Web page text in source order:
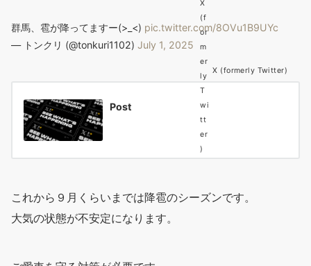
群馬、雹が降ってますー(>_<) pic.twitter.com/8OVu1B9UYc
— トンクリ (@tonkuri1102) July 1, 2025
Post
X (formerly Twitter)
これから９月くらいまでは降雹のシーズンです。
大気の状態が不安定になります。